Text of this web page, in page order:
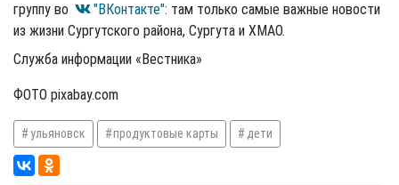
группу во
"ВКонтакте": там только самые важные новости
из жизни Сургутского района, Сургута и ХМАО.
Служба информации «Вестника»
ФОТО pixabay.com
ульяновск продуктовые карты дети